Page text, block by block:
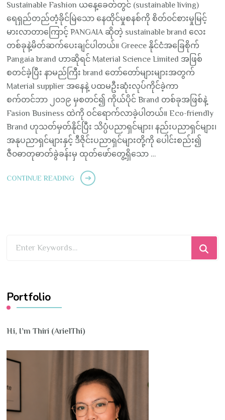
Sustainable Fashion ယနေ့ခေတ်တွင် (sustainable living)
ရေရှည်တည်တံ့ခိုင်မြဲသော နေထိုင်မှုစနစ်ကို စိတ်၀င်စားမှုမြင့်
မားလာတာကြောင့် PANGAIA ဆိုတဲ့ sustainable brand လေး
တစ်ခုနဲ့မိတ်ဆက်ပေးချင်ပါတယ်။ Greece နိုင်ငံအခြေစိုက်
Pangaia brand ဟာဆိုရင် Material Science Limited အဖြစ်
စတင်ခဲ့ပြီး နာမည်ကြီး brand တော်တော်များများအတွက်
Material supplier အနေနဲ့ ပထမဦးဆုံးလုပ်ကိုင်ခဲ့ကာ
စက်တင်ဘာ ၂၀၁၉ မှစတင်၍ ကိုယ်ပိုင် Brand တစ်ခုအဖြစ်နဲ့
Fasion Business ထဲကို ဝင်ရောက်လာခဲ့ပါတယ်။ Eco-friendly
Brand ဟုသတ်မှတ်နိုင်ပြီး သိပ္ပံပညာရှင်များ၊ နည်းပညာရှင်များ၊
အနုပညာရှင်များနှင့် ဒီဇိုင်းပညာရှင်များတို့ကို ပေါင်းစည်း၍
ဇီ၀ဓာတုဓာတ်ခွဲခန်းမှ ထုတ်ဖော်တွေ့ရှိသော …
CONTINUE READING
Portfolio
Hi, I’m Thiri (ArielThi)